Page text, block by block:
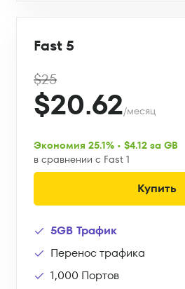
Fast 5
$25
$20.62/месяц
Экономия 25.1% • $4.12 за GB
в сравнении с Fast 1
Купить
5GB Трафик
Перенос трафика
1,000 Портов